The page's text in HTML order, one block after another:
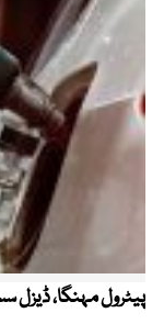
پیٹرول مہنگا، ڈیزل